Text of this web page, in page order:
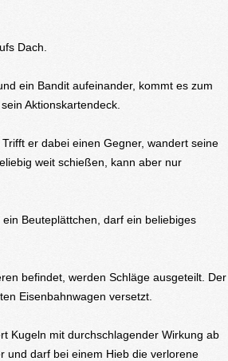
Dach.
ein Bandit aufeinander, kommt es zum
Aktionskartendeck.
er dabei einen Gegner, wandert seine
weit schießen, kann aber nur
Beuteplättchen, darf ein beliebiges
befindet, werden Schläge ausgeteilt. Der
Eisenbahnwagen versetzt.
Kugeln mit durchschlagender Wirkung ab
und darf bei einem Hieb die verlorene